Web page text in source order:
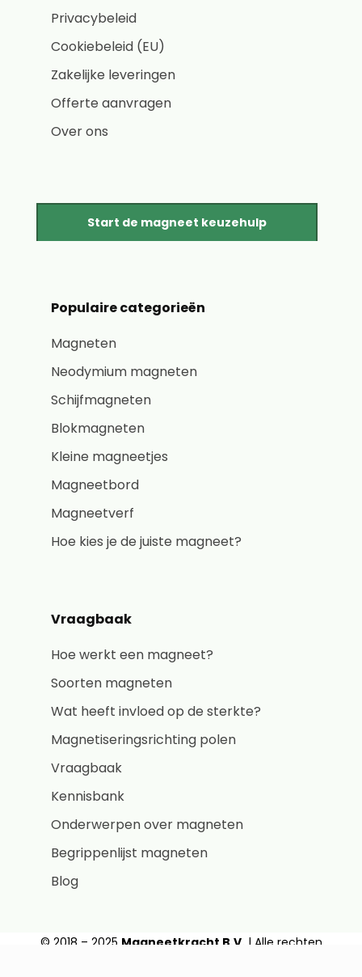
Privacybeleid
Cookiebeleid (EU)
Zakelijke leveringen
Offerte aanvragen
Over ons
Start de magneet keuzehulp
Populaire categorieën
Magneten
Neodymium magneten
Schijfmagneten
Blokmagneten
Kleine magneetjes
Magneetbord
Magneetverf
Hoe kies je de juiste magneet?
Vraagbaak
Hoe werkt een magneet?
Soorten magneten
Wat heeft invloed op de sterkte?
Magnetiseringsrichting polen
Vraagbaak
Kennisbank
Onderwerpen over magneten
Begrippenlijst magneten
Blog
© 2018 – 2025 Magneetkracht B.V. | Alle rechten